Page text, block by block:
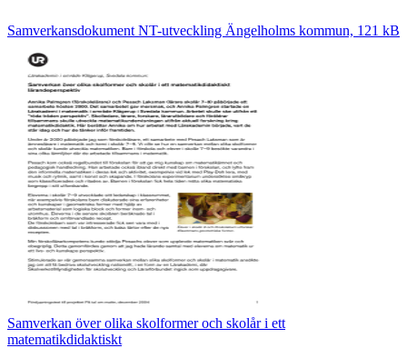
Samverkansdokument NT-utveckling Ängelholms kommun, 121 kB
Samverkan över olika skolformer och skolår i ett
matematikdidaktiskt